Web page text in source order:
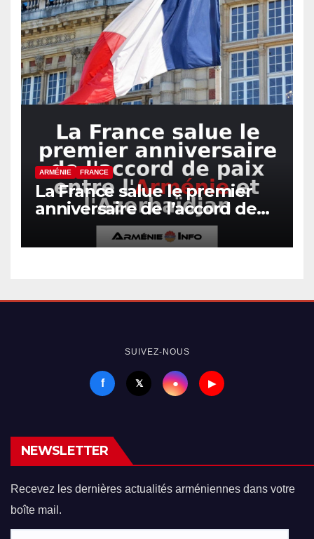
ARMÉNIE FRANCE
La France salue le premier
anniversaire de l’accord de
paix entre l’Arménie et
l’Azerbaïdjan
SUIVEZ-NOUS
f 𝕏 ● ▶
NEWSLETTER
Recevez les dernières actualités arméniennes dans votre
boîte mail.